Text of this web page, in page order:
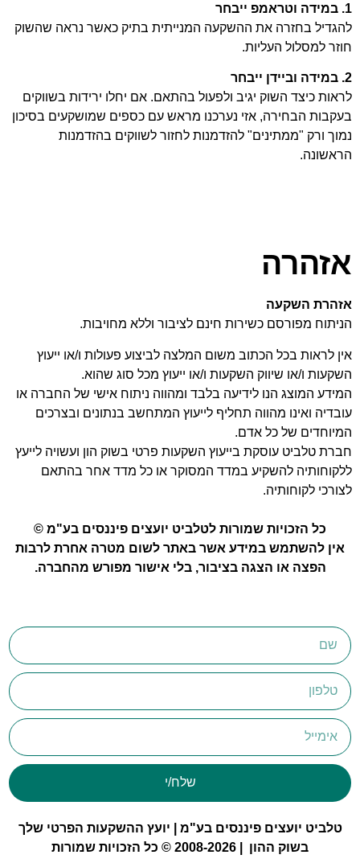
1. במידה וטראמפ ייבחר
להגדיל בחזרה את ההשקעה המנייתית בתיק כאשר נראה שהשוק
חוזר למסלול העליות.
2. במידה וביידן ייבחר
לראות כיצד השוק יגיב ולפעול בהתאם. אם יחלו ירידות בשווקים
בעקבות הבחירה, אזי נערכנו מראש עם כספים שמושקעים בסיכון
נמוך ורק "ממתינים" להזדמנות לחזור לשווקים בהזדמנות
הראשונה.
אזהרה
אזהרת השקעה
הניתוח מפורסם כשירות חינם לציבור וללא מחויבות.
אין לראות בכל הכתוב משום המלצה לביצוע פעולות ו/או ייעוץ
השקעות ו/או שיווק השקעות ו/או ייעוץ מכל סוג שהוא.
המידע המוצג הנו לידיעה בלבד ומהווה ניתוח אישי של החברה או
עובדיה ואינו מהווה תחליף לייעוץ המתחשב בנתונים ובצרכים
המיוחדים של כל אדם.
חברת טלביט עוסקת בייעוץ השקעות פרטי בשוק הון ועשויה לייעץ
ללקוחותיה להשקיע במדד המסוקר או כל מדד אחר בהתאם
לצורכי לקוחותיה.
כל הזכויות שמורות לטלביט יועצים פיננסים בע"מ ©
אין להשתמש במידע אשר באתר לשום מטרה אחרת לרבות
הפצה או הצגה בציבור, בלי אישור מפורש מהחברה.
שלח/י
טלביט יועצים פיננסים בע"מ | יועץ ההשקעות הפרטי שלך
בשוק ההון | 2008-2026 © כל הזכויות שמורות